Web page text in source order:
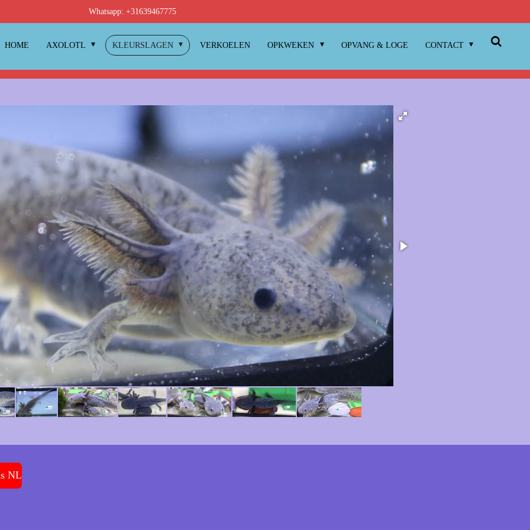
Whatsapp: +31639467775
HOME AXOLOTL KLEURSLAGEN VERKOELEN OPKWEKEN OPVANG & LOGE CONTACT
NL